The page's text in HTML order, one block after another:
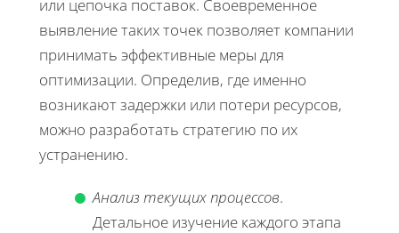
или цепочка поставок. Своевременное
выявление таких точек позволяет компании
принимать эффективные меры для
оптимизации. Определив, где именно
возникают задержки или потери ресурсов,
можно разработать стратегию по их
устранению.
Анализ текущих процессов.
Детальное изучение каждого этапа